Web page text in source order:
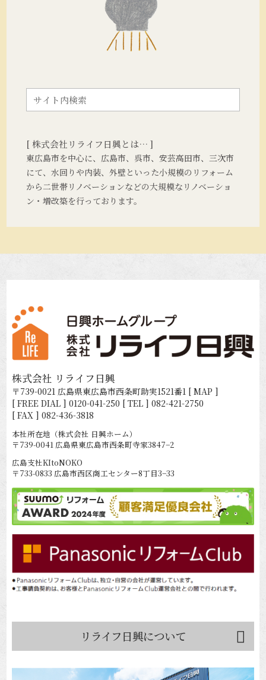
[ 株式会社リライフ日興とは… ]
東広島市を中心に、広島市、呉市、安芸高田市、三次市
にて、水回りや内装、外壁といった小規模のリフォーム
から二世帯リノベーションなどの大規模なリノベーショ
ン・増改築を行っております。
株式会社 リライフ日興
〒739-0021 広島県東広島市西条町助実1521番1 [ MAP ]
[ FREE DIAL ]0120-041-250 [ TEL ]082-421-2750
[ FAX ] 082-436-3818
本社所在地（株式会社 日興ホーム）
〒739-0041 広島県東広島市西条町寺家3847−2
広島支社KItoNOKO
〒733-0833 広島市西区商工センター8丁目3−33
リライフ日興について